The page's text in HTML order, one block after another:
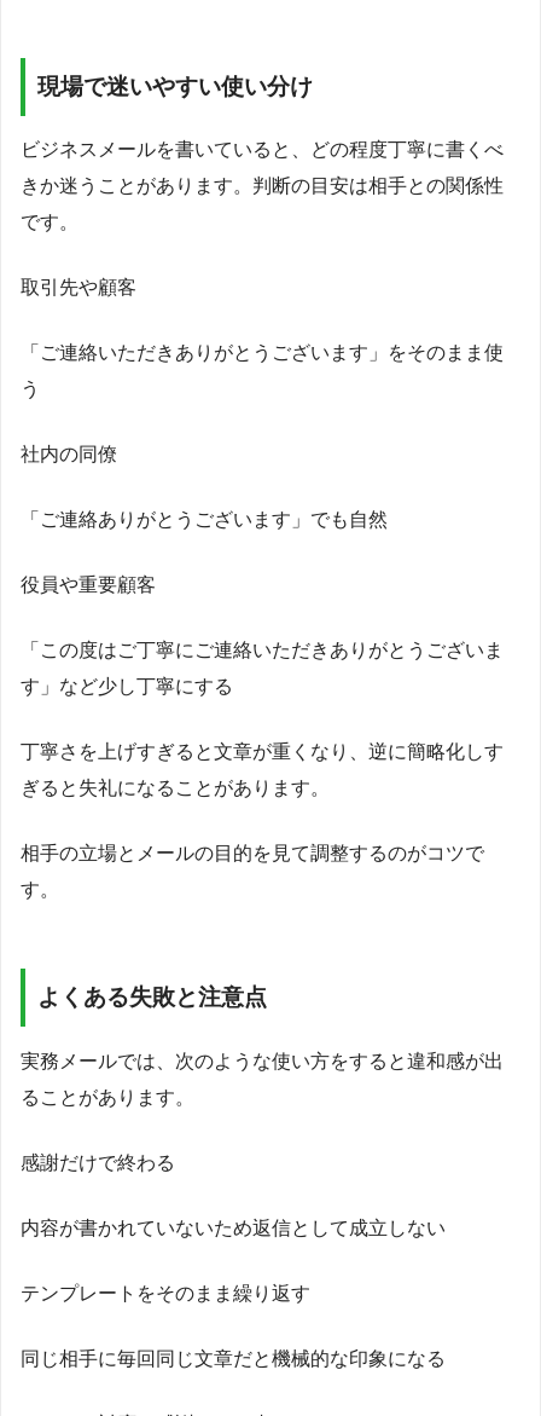
現場で迷いやすい使い分け
ビジネスメールを書いていると、どの程度丁寧に書くべ
きか迷うことがあります。判断の目安は相手との関係性
です。
取引先や顧客
「ご連絡いただきありがとうございます」をそのまま使
う
社内の同僚
「ご連絡ありがとうございます」でも自然
役員や重要顧客
「この度はご丁寧にご連絡いただきありがとうございま
す」など少し丁寧にする
丁寧さを上げすぎると文章が重くなり、逆に簡略化しす
ぎると失礼になることがあります。
相手の立場とメールの目的を見て調整するのがコツで
す。
よくある失敗と注意点
実務メールでは、次のような使い方をすると違和感が出
ることがあります。
感謝だけで終わる
内容が書かれていないため返信として成立しない
テンプレートをそのまま繰り返す
同じ相手に毎回同じ文章だと機械的な印象になる